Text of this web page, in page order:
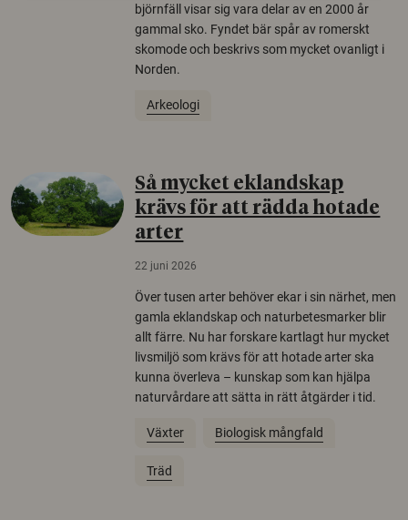
björnfäll visar sig vara delar av en 2000 år
gammal sko. Fyndet bär spår av romerskt
skomode och beskrivs som mycket ovanligt i
Norden.
Arkeologi
Så mycket eklandskap
krävs för att rädda hotade
arter
22 juni 2026
Över tusen arter behöver ekar i sin närhet, men
gamla eklandskap och naturbetesmarker blir
allt färre. Nu har forskare kartlagt hur mycket
livsmiljö som krävs för att hotade arter ska
kunna överleva – kunskap som kan hjälpa
naturvårdare att sätta in rätt åtgärder i tid.
Växter Biologisk mångfald
Träd